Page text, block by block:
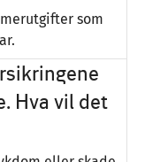
som
Hva vil det